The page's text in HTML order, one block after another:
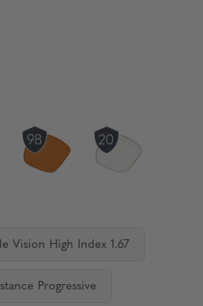
Vision High Index 1.67
Progressive